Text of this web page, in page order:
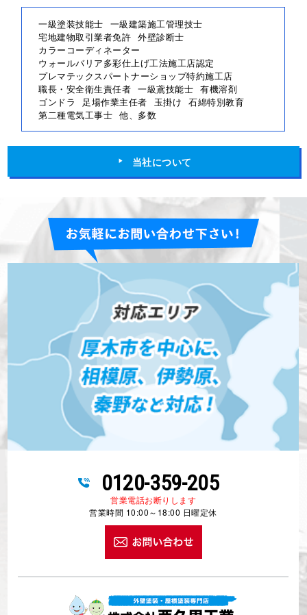
一級塗装技能士 一級建築施工管理技士
宅地建物取引業者免許 外壁診断士
カラーコーディネーター
ウォールバリア多彩仕上げ工法施工店認定
プレマテックスパートナーショップ特約施工店
職長・安全衛生責任者 一級鳶技能士 有機溶剤
ゴンドラ
足場作業主任者 玉掛け 石綿特別教育
第二種電気工事士 他、多数
当社について
0120-359-205
営業電話お断りします
営業時間 10:00～18:00 日曜定休